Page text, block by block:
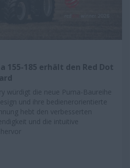
155-185 erhält den Red Dot
würdigt die neue Puma-Baureihe
und ihre bedienerorientierte
hebt den verbesserten
und die intuitive